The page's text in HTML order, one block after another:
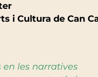
i Cultura de Can
en les narratives